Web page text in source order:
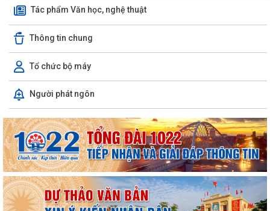
Tác phẩm Văn học, nghệ thuật
Thông tin chung
Tổ chức bộ máy
Người phát ngôn
thay thế, bị bãi bỏ thuộc...
Về việc công khai thủ tục hành chính ban hành mới, được sửa đổi, bổ
sung thuộc phạm vi chức năng...
Thông báo Về việc công khai danh sách đề nghị tặng, truy tặng “Huy
chương Thanh niên xung phong vẻ...
Nghị quyết Quy định mức thu phí, lệ phí thuộc thẩm quyền của Hội